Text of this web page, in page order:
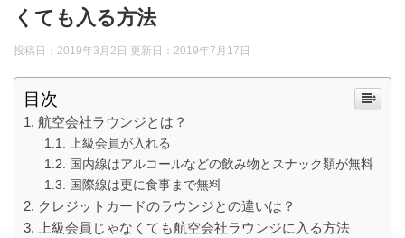
くても入る方法
投稿日：2019年3月2日 更新日： 2019年7月17日
目次
航空会社ラウンジとは？
上級会員が入れる
国内線はアルコールなどの飲み物とスナック類が無料
国際線は更に食事まで無料
クレジットカードのラウンジとの違いは？
上級会員じゃなくても航空会社ラウンジに入る方法